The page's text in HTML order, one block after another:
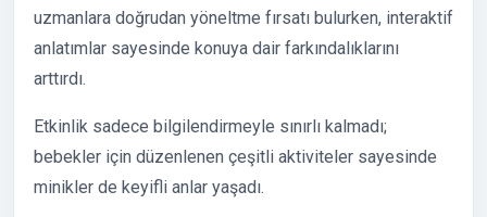
uzmanlara doğrudan yöneltme fırsatı bulurken, interaktif
anlatımlar sayesinde konuya dair farkındalıklarını
arttırdı.
Etkinlik sadece bilgilendirmeyle sınırlı kalmadı;
bebekler için düzenlenen çeşitli aktiviteler sayesinde
minikler de keyifli anlar yaşadı.